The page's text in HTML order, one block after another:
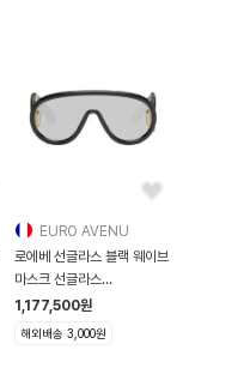
EURO AVENU
로에베 선글라스 블랙 웨이브
마스크 선글라스
261677M134060
1,177,500원
해외배송 3,000원